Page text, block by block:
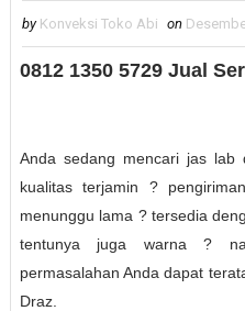
by Konveksi Toko Abi on
0812 1350 5729 Jual
Anda sedang mencari jas lab
kualitas terjamin ?
menunggu lama ? tersedia
tentunya juga warna ?
permasalahan Anda dapat
Draz.